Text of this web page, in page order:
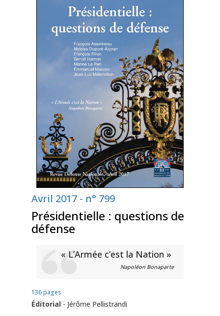
Avril 2017 - n° 799
Présidentielle : questions de
défense
« L’Armée c’est la Nation »
Napoléon Bonaparte
136 pages
Éditorial - Jérôme Pellistrandi